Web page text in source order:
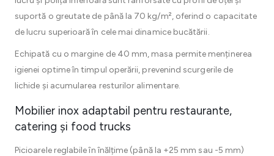
suportă o greutate de până la 70 kg/m², oferind o capacitate
de lucru superioară în cele mai dinamice bucătării.
Echipată cu o margine de 40 mm, masa permite menținerea
igienei optime în timpul operării, prevenind scurgerile de
lichide și acumularea resturilor alimentare.
Mobilier inox adaptabil pentru restaurante,
catering și food trucks
Picioarele reglabile în înălțime (până la +25 mm sau -5 mm)